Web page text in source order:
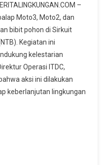
Kelestarian
Lingkungan,
Pembalap
MotoGP
Tanam
Bibit
Pohon
Di
–
Moto3, Moto2, dan
bibit pohon di Sirkuit
Kegiatan ini
kelestarian
Operasi ITDC,
aksi ini dilakukan
keberlanjutan lingkungan